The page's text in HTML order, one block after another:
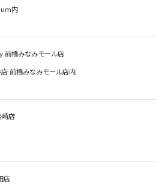
内
前橋みなみモール店
前橋みなみモール店内
崎店
店